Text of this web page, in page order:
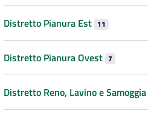
Distretto Pianura Est 11
Distretto Pianura Ovest 7
Distretto Reno, Lavino e Samoggia